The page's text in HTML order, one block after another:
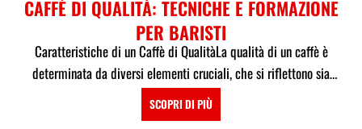
CAFFÈ DI QUALITÀ: TECNICHE E FORMAZIONE
PER BARISTI
Caratteristiche di un Caffè di QualitàLa qualità di un caffè è
determinata da diversi elementi cruciali, che si riflettono sia
nell...
SCOPRI DI PIÙ